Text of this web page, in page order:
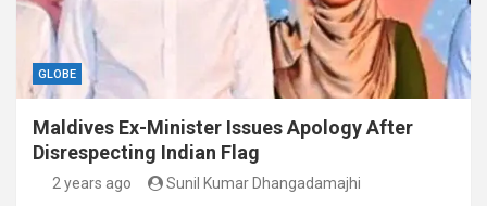
GLOBE
Maldives Ex-Minister Issues Apology After
Disrespecting Indian Flag
2 years ago Sunil Kumar Dhangadamajhi